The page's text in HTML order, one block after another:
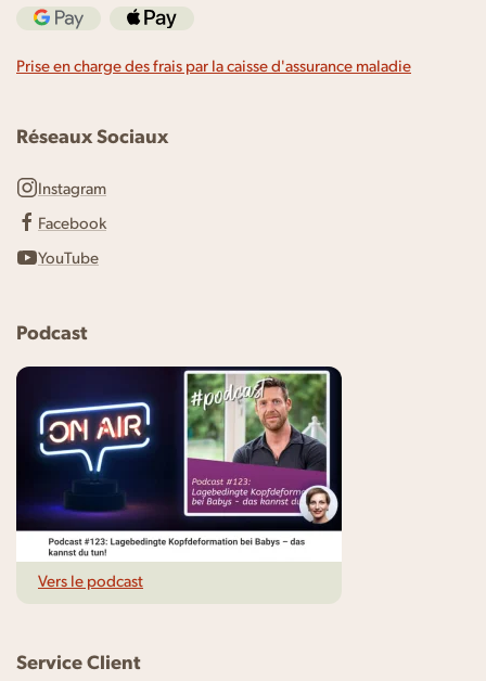
Prise en charge des frais par la caisse d'assurance maladie
Réseaux Sociaux
Instagram
Facebook
YouTube
Podcast
Vers le podcast
Service Client